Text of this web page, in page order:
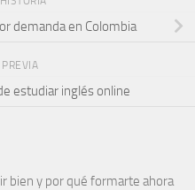
demanda en Colombia
estudiar inglés online
bien y por qué formarte ahora